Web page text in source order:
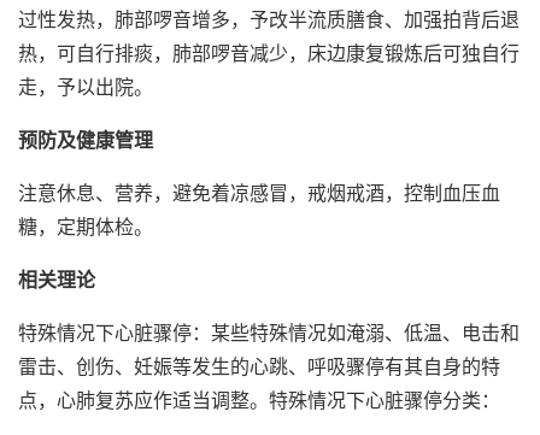
过性发热，肺部啰音增多，予改半流质膳食、加强拍背后退
热，可自行排痰，肺部啰音减少，床边康复锻炼后可独自行
走，予以出院。
预防及健康管理
注意休息、营养，避免着凉感冒，戒烟戒酒，控制血压血
糖，定期体检。
相关理论
特殊情况下心脏骤停：某些特殊情况如淹溺、低温、电击和
雷击、创伤、妊娠等发生的心跳、呼吸骤停有其自身的特
点，心肺复苏应作适当调整。特殊情况下心脏骤停分类：